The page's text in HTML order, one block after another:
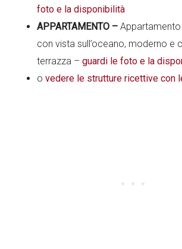
foto e la disponibilità
APPARTAMENTO –
con vista sull’oceano, moderno e
terrazza –guardi le foto e la
ovedere le strutture ricettive con